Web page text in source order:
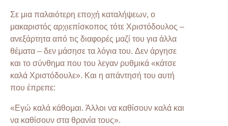
Σε μια παλαιότερη εποχή καταλήψεων, ο
μακαριστός αρχιεπίσκοπος τότε Χριστόδουλος –
ανεξάρτητα από τις διαφορές μαζί του για άλλα
θέματα – δεν μάσησε τα λόγια του. Δεν άργησε
και το σύνθημα που του λεγαν ρυθμικά «κάτσε
καλά Χριστόδουλε». Και η απάντησή του αυτή
που έπρεπε:
«Εγώ καλά κάθομαι. Άλλοι να καθίσουν καλά και
να καθίσουν στα θρανία τους».